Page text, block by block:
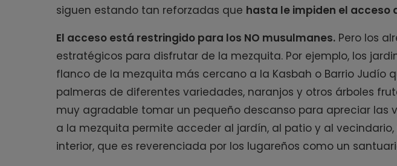
siguen estando tan reforzadas que hasta le impiden el acceso
El acceso está restringido para los NO musulmanes. Pero los
estratégicos para disfrutar de la mezquita. Por ejemplo, los
flanco de la mezquita más cercano a la Kasbah o Barrio Judío
palmeras de diferentes variedades, naranjos y otros árboles
muy agradable tomar un pequeño descanso para apreciar las
a la mezquita permite acceder al jardín, al patio y al
interior, que es reverenciada por los lugareños como un